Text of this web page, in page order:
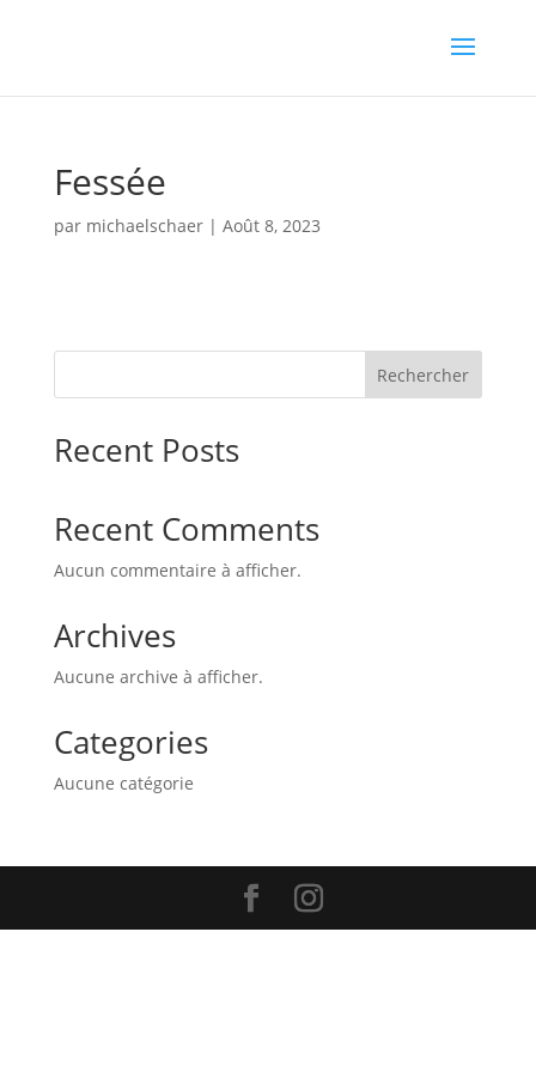
Fessée
par michaelschaer| Août 8, 2023
Rechercher
Recent Posts
Recent Comments
Aucun commentaire à afficher.
Archives
Aucune archive à afficher.
Categories
Aucune catégorie